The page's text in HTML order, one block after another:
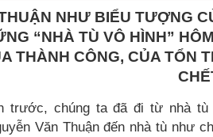
NHƯ BIỂU TƯỢNG
“NHÀ TÙ VÔ HÌNH”
THÀNH CÔNG, CỦA TỔN
trước, chúng ta đã đi từ nhà
Văn Thuận đến nhà tù như